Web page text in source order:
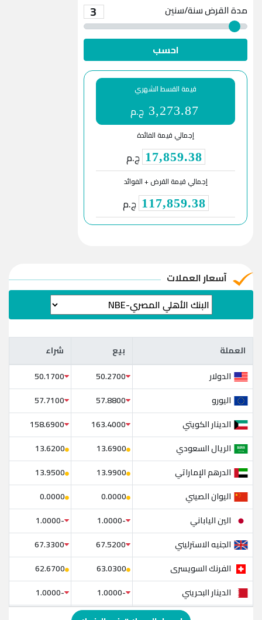
مدة القرض 3 سنة/سنين
احسب
قيمة القسط الشهري
3,273.87 ج.م
إجمالي قيمة الفائدة
17,859.38 ج.م
إجمالي قيمة القرض + الفوائد
117,859.38 ج.م
آسعار العملات
العملة بيع شراء العملة بيع
شراء
الدولار
50.2700
50.1700
اليورو
57.8800
57.7100
الدينار الكويتي
163.4000
158.6900
الريال السعودي
13.6900
13.6200
الدرهم الإماراتي
13.9900
13.9500
اليوان الصيني
0.0000
0.0000
الين الياباني
-1.0000
-1.0000
الجنيه الاسترليني
67.5200
67.3300
الفرنك السويسرى
63.0300
62.6700
الدينار البحريني
-1.0000
-1.0000
الدولار الإسترالي
-1.0000